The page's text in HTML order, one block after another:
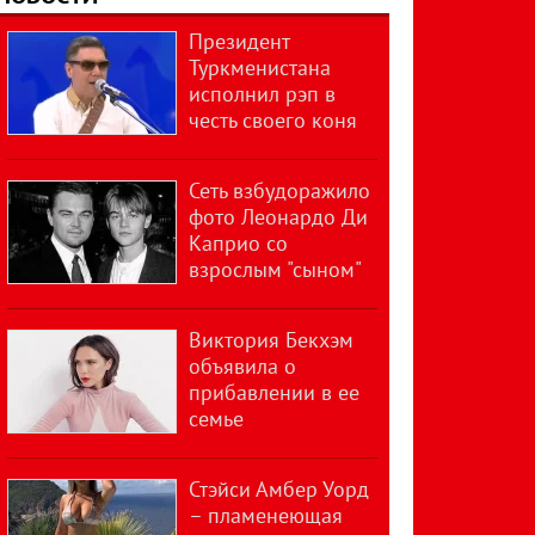
Президент
Туркменистана
исполнил рэп в
честь своего коня
Сеть взбудоражило
фото Леонардо Ди
Каприо со
взрослым "сыном"
Виктория Бекхэм
объявила о
прибавлении в ее
семье
Стэйси Амбер Уорд
– пламенеющая